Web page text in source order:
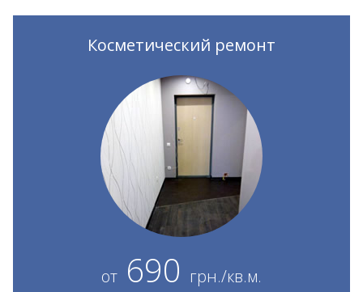
Косметический ремонт
от 690 грн./кв.м.